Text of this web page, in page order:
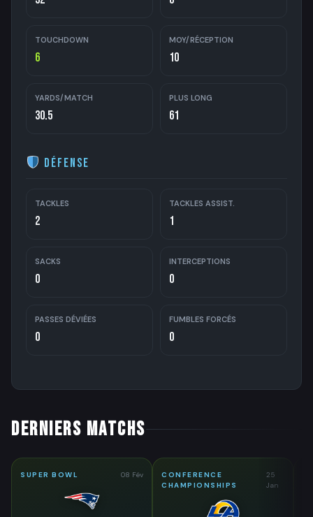
TOUCHDOWN
6
MOY/RÉCEPTION
10
YARDS/MATCH
30.5
PLUS LONG
61
Défense
TACKLES
2
TACKLES ASSIST.
1
SACKS
0
INTERCEPTIONS
0
PASSES DÉVIÉES
0
FUMBLES FORCÉS
0
DERNIERS MATCHS
SUPER BOWL 08 Fév
CONFERENCE
CHAMPIONSHIPS
25
Jan